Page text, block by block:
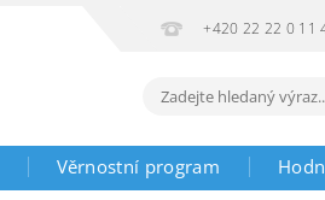
+420 22 22 0 11
Věrnostní program